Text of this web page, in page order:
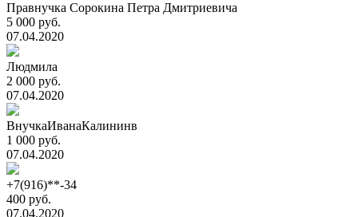
Правнучка Сорокина Петра Дмитриевича
5 000 руб.
07.04.2020
Людмила
2 000 руб.
07.04.2020
ВнучкаИванаКалининв
1 000 руб.
07.04.2020
+7(916)**-34
400 руб.
07.04.2020